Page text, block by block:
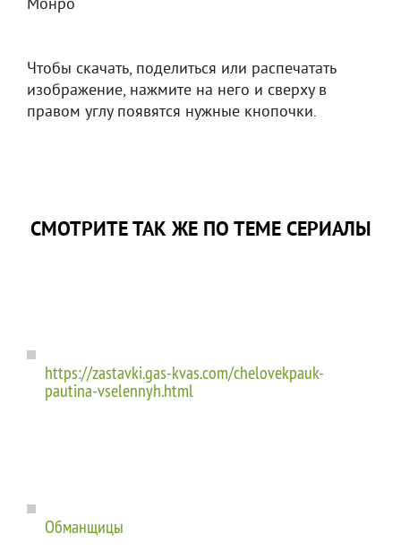
Монро
Чтобы скачать, поделиться или распечатать
изображение, нажмите на него и сверху в
правом углу появятся нужные кнопочки.
СМОТРИТЕ ТАК ЖЕ ПО ТЕМЕ СЕРИАЛЫ
https://zastavki.gas-kvas.com/chelovekpauk-
pautina-vselennyh.html
Обманщицы